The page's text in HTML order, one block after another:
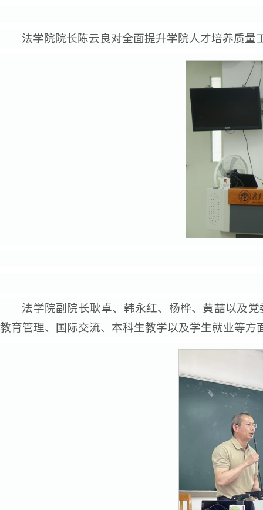
法学院院长陈云良对全面提升学院人才培养质量
法学院副院长耿卓、韩永红、杨桦、黄喆以及
教育管理、国际交流、本科生教学以及学生就业等方